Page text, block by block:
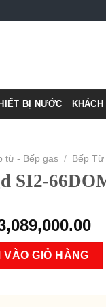
BỊ NƯỚC
từ - Bếp gas / Bếp Từ
SI2-
số lượng
VÀO GIỎ HÀNG